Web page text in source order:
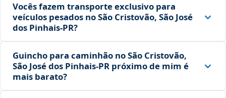
Vocês fazem transporte exclusivo para
veículos pesados no São Cristovão, São José
dos Pinhais‑PR?
Guincho para caminhão no São Cristovão,
São José dos Pinhais‑PR próximo de mim é
mais barato?